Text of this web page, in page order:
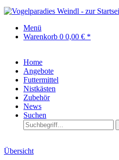
Menü
Warenkorb 0 0,00 € *
Home
Angebote
Futtermittel
Nistkästen
Zubehör
News
Suchen
Übersicht